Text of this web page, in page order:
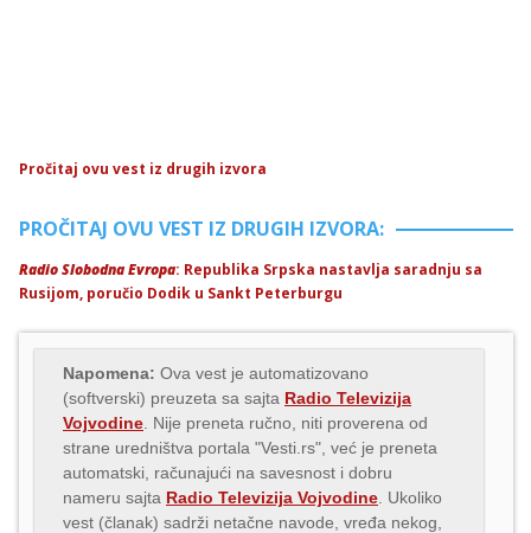
Pročitaj ovu vest iz drugih izvora
PROČITAJ OVU VEST IZ DRUGIH IZVORA:
Radio Slobodna Evropa: Republika Srpska nastavlja saradnju sa
Rusijom, poručio Dodik u Sankt Peterburgu
Napomena: Ova vest je automatizovano
(softverski) preuzeta sa sajta Radio Televizija
Vojvodine . Nije preneta ručno, niti proverena od
strane uredništva portala "Vesti.rs", već je preneta
automatski, računajući na savesnost i dobru
nameru sajta Radio Televizija Vojvodine . Ukoliko
vest (članak) sadrži netačne navode, vređa nekog,